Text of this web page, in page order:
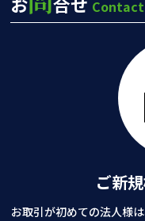
Contact
ご新
お取引が初めての法人様